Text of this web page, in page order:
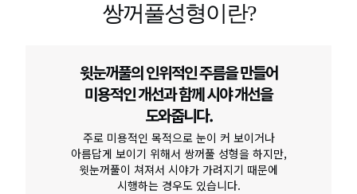
쌍꺼풀성형이란?
윗눈꺼풀의 인위적인 주름을 만들어
미용적인 개선과 함께 시야 개선을
도와줍니다.
주로 미용적인 목적으로 눈이 커 보이거나
아름답게 보이기 위해서 쌍꺼풀 성형을 하지만,
윗눈꺼풀이 쳐져서 시야가 가려지기 때문에
시행하는 경우도 있습니다.